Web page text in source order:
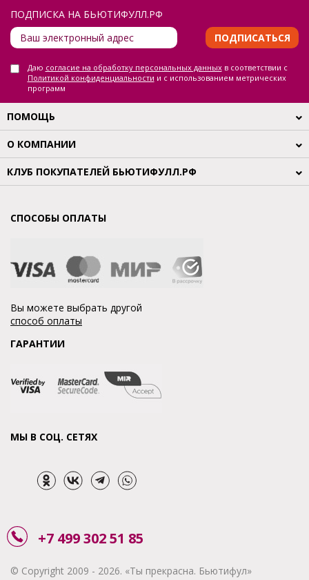
ПОДПИСКА НА БЬЮТИФУЛЛ.РФ
ПОДПИСАТЬСЯ
Даю согласие на обработку персональных данныхв соответствии с
Политикой конфиденциальности и с использованием метрических
программ
ПОМОЩЬ
О КОМПАНИИ
КЛУБ ПОКУПАТЕЛЕЙ БЬЮТИФУЛЛ.РФ
СПОСОБЫ ОПЛАТЫ
Вы можете выбрать другой
способ оплаты
ГАРАНТИИ
МЫ В СОЦ. СЕТЯХ
+7 499 302 51 85
© Copyright 2009 - 2026. «Ты прекрасна. Бьютифул»